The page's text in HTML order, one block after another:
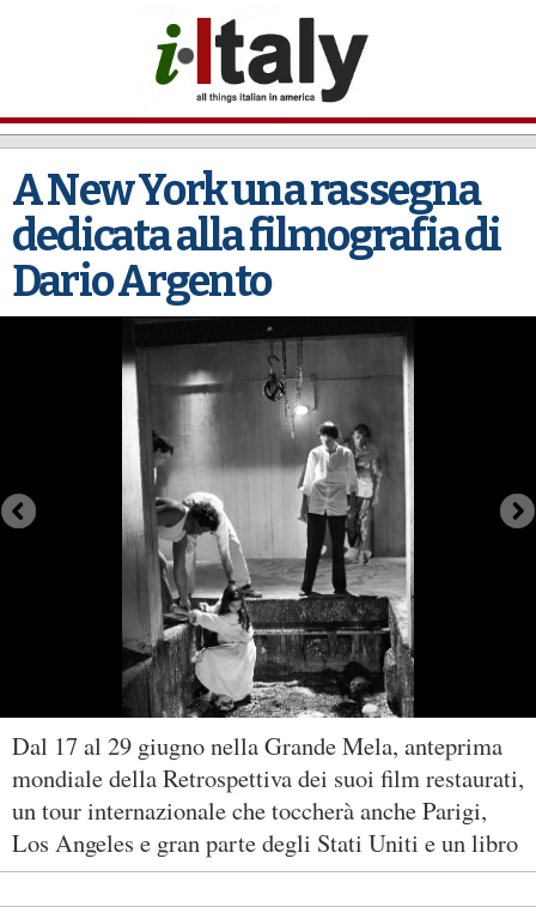
main
content
A New York una rassegna
dedicata alla filmografia di
Dario Argento
Dal 17 al 29 giugno nella Grande Mela, anteprima
mondiale della Retrospettiva dei suoi film restaurati,
un tour internazionale che toccherà anche Parigi,
Los Angeles e gran parte degli Stati Uniti e un libro